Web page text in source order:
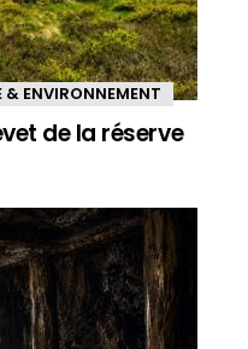
& ENVIRONNEMENT
de la réserve